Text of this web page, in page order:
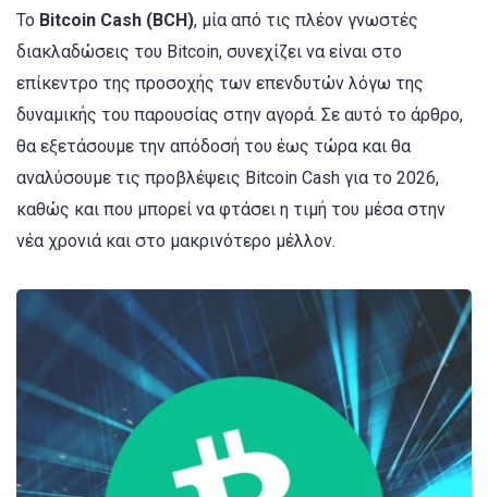
Το Bitcoin Cash (BCH), μία από τις πλέον γνωστές
διακλαδώσεις του Bitcoin, συνεχίζει να είναι στο
επίκεντρο της προσοχής των επενδυτών λόγω της
δυναμικής του παρουσίας στην αγορά. Σε αυτό το άρθρο,
θα εξετάσουμε την απόδοσή του έως τώρα και θα
αναλύσουμε τις προβλέψεις Bitcoin Cash για το 2026,
καθώς και που μπορεί να φτάσει η τιμή του μέσα στην
νέα χρονιά και στο μακρινότερο μέλλον.